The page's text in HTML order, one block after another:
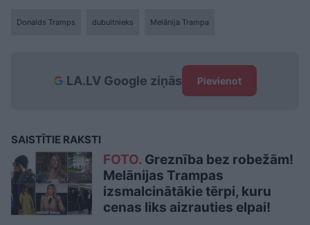
Donalds Tramps dubultnieks Melānija Trampa
LA.LV Google ziņās Pievienot
SAISTĪTIE RAKSTI
FOTO. Greznība bez robežām!
Melānijas Trampas
izsmalcinātākie tērpi, kuru
cenas liks aizrauties elpai!